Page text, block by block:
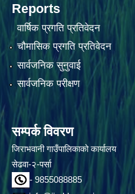
Reports
वार्षिक प्रगति प्रतिवेदन
चौमासिक प्रगति प्रतिवेदन
सार्वजनिक सुनुवाई
सार्वजनिक परीक्षण
सम्पर्क विवरण
जिराभवानी गाउँपालिकाको कार्यालय
सेढवा-२-पर्सा
- 9855088885